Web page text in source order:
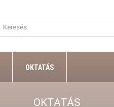
OKTATÁS
OKTATÁS